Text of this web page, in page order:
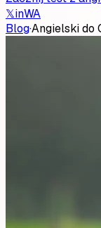
𝕏inWA
Blog·Angielski do